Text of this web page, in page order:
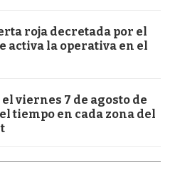
roja decretada por el
activa la operativa en el
viernes 7 de agosto de
tiempo en cada zona del